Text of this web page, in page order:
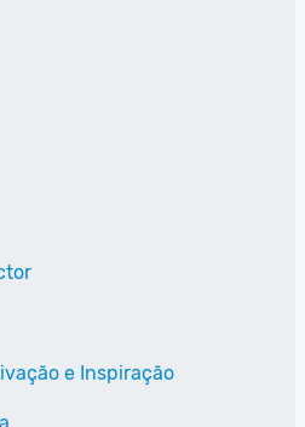
e Inspiração